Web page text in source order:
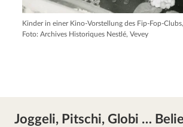
Kinder in einer Kino-Vorstellung des Fip-Fop-
Foto: Archives Historiques Nestlé, Vevey
Joggeli, Pitschi, Globi …